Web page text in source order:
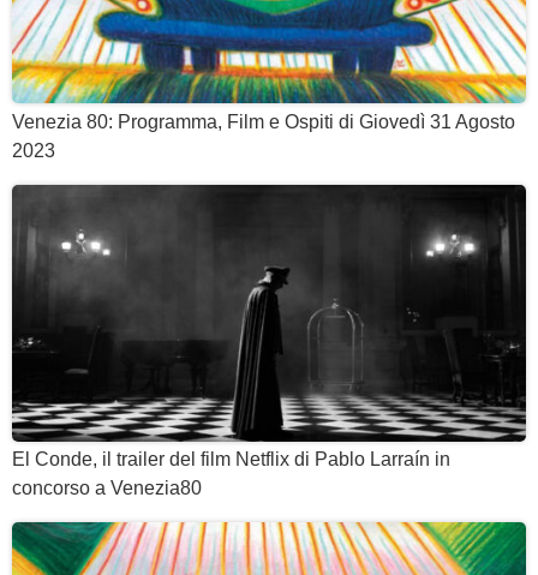
Venezia 80: Programma, Film e Ospiti di Giovedì 31 Agosto
2023
El Conde, il trailer del film Netflix di Pablo Larraín in
concorso a Venezia80